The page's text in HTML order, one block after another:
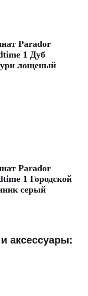
Parador
1 Дуб
лощеный
Parador
1 Городской
серый
аксессуары: